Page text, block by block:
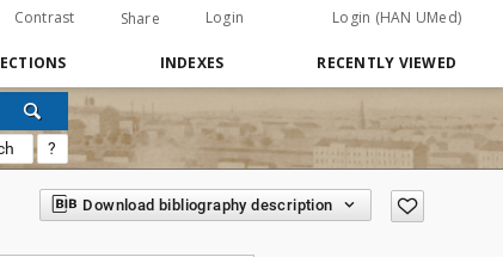
Contrast Share Login Login (HAN UMed)
INDEXES RECENTLY VIEWED
?
Download bibliography description